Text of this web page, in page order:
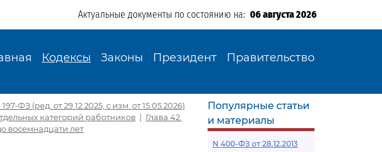
Актуальные документы по состоянию на: 06 августа 2026
Кодексы Законы Президент Правительство
ФЗ (ред. от 29.12.2025, с изм. от 15.05.2026)
категорий работников | Глава 42.
восемнадцати лет
Популярные статьи
и материалы
N 400-ФЗ от 28.12.2013